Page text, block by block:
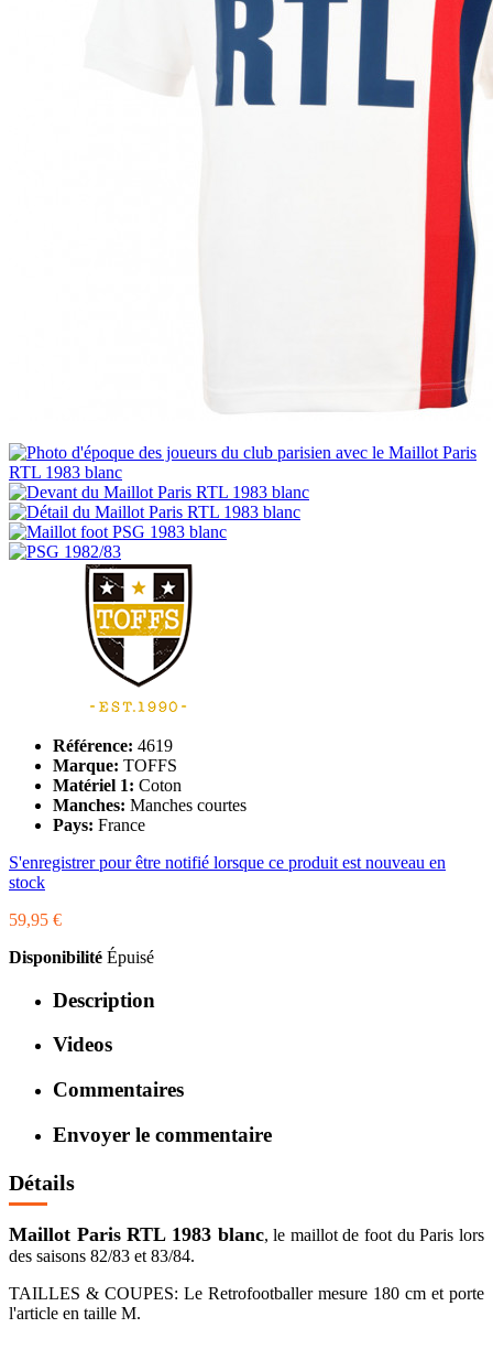
Référence: 4619
Marque: TOFFS
Matériel 1: Coton
Manches: Manches courtes
Pays: France
S'enregistrer pour être notifié lorsque ce produit est nouveau en
stock
59,95 €
Disponibilité Épuisé
Description
Videos
Commentaires
Envoyer le commentaire
Détails
Maillot Paris RTL 1983 blanc, le maillot de foot du Paris lors
des saisons 82/83 et 83/84.
TAILLES & COUPES: Le Retrofootballer mesure 180 cm et porte
l'article en taille M.